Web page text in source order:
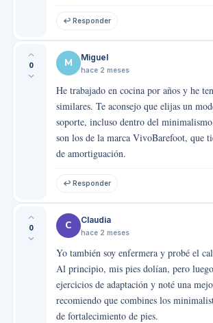
↩ Responder
0 M Miguel
hace 2 meses
He trabajado en cocina por años y he
similares. Te aconsejo que elijas un
soporte, incluso dentro del
son los de la marca VivoBarefoot, que
de amortiguación.
↩ Responder
0 C Claudia
hace 2 meses
Yo también soy enfermera y probé el
Al principio, mis pies dolían, pero luego
ejercicios de adaptación y noté una
recomiendo que combines los
de fortalecimiento de pies.